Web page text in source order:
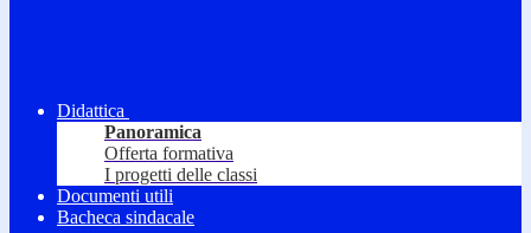
Didattica
Panoramica
Offerta formativa
I progetti delle classi
Documenti utili
Bacheca sindacale